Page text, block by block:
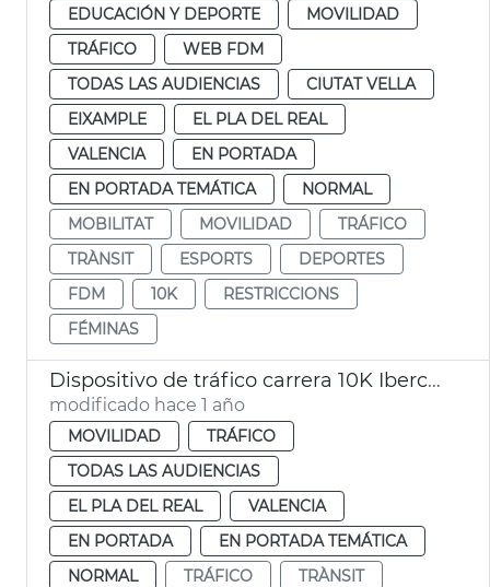
EDUCACIÓN Y DEPORTE
MOVILIDAD
TRÁFICO
WEB FDM
TODAS LAS AUDIENCIAS
CIUTAT VELLA
EIXAMPLE
EL PLA DEL REAL
VALENCIA
EN PORTADA
EN PORTADA TEMÁTICA
NORMAL
MOBILITAT
MOVILIDAD
TRÁFICO
TRÀNSIT
ESPORTS
DEPORTES
FDM
10K
RESTRICCIONS
FÉMINAS
Dispositivo de tráfico carrera 10K Ibercaja
modificado hace 1 año
MOVILIDAD
TRÁFICO
TODAS LAS AUDIENCIAS
EL PLA DEL REAL
VALENCIA
EN PORTADA
EN PORTADA TEMÁTICA
NORMAL
TRÁFICO
TRÀNSIT